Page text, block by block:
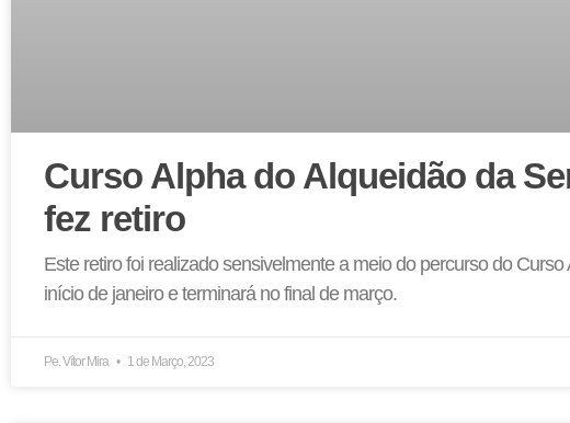
Curso Alpha do Alqueidão da
fez retiro
Este retiro foi realizado sensivelmente a meio do percurso do
início de janeiro e terminará no final de março.
Pe. Vítor Mira 1 de Março, 2023